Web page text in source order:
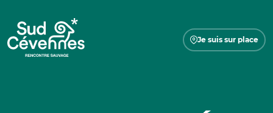
Je suis sur place